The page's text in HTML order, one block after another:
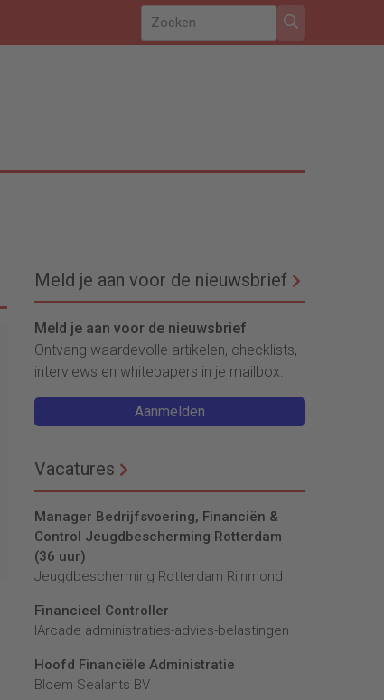
Meld je aan voor de nieuwsbrief
Meld je aan voor de nieuwsbrief
Ontvang waardevolle artikelen, checklists,
interviews en whitepapers in je mailbox.
Aanmelden
Vacatures
Manager Bedrijfsvoering, Financiën &
Control Jeugdbescherming Rotterdam
(36 uur)
Jeugdbescherming Rotterdam Rijnmond
Financieel Controller
lArcade administraties-advies-belastingen
Hoofd Financiële Administratie
Bloem Sealants BV